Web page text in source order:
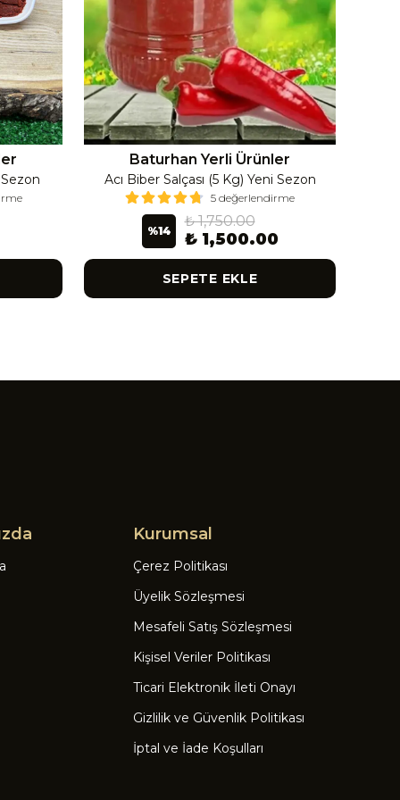
Sezon
Baturhan Yerli Ürünler
Acı Biber Salçası (5 Kg) Yeni Sezon
5 değerlendirme
%14
₺ 1,750.00
₺ 1,500.00
SEPETE EKLE
Kurumsal
Çerez Politikası
Üyelik Sözleşmesi
Mesafeli Satış Sözleşmesi
Kişisel Veriler Politikası
Ticari Elektronik İleti Onayı
Gizlilik ve Güvenlik Politikası
İptal ve İade Koşulları